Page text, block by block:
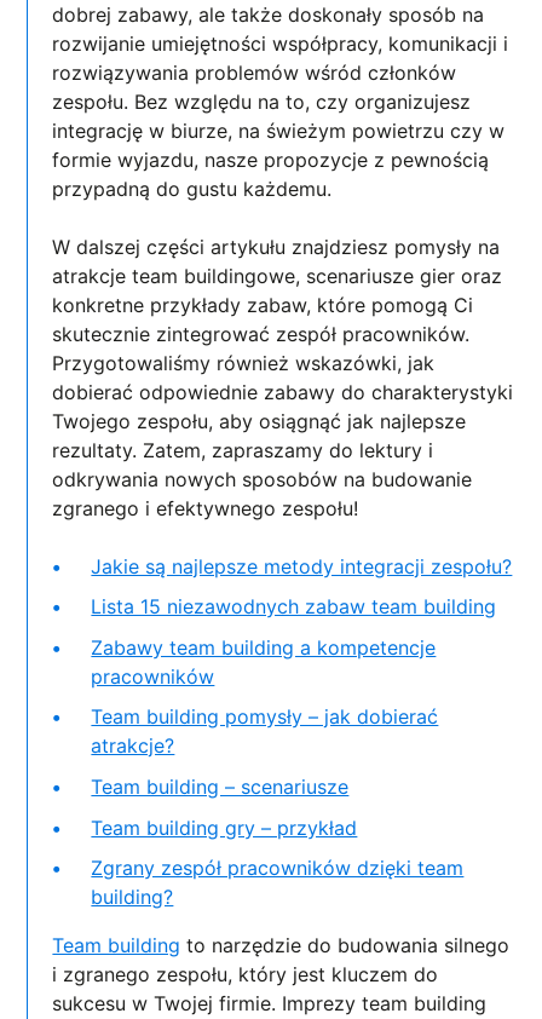
dobrej zabawy, ale także doskonały sposób na
rozwijanie umiejętności współpracy, komunikacji i
rozwiązywania problemów wśród członków
zespołu. Bez względu na to, czy organizujesz
integrację w biurze, na świeżym powietrzu czy w
formie wyjazdu, nasze propozycje z pewnością
przypadną do gustu każdemu.
W dalszej części artykułu znajdziesz pomysły na
atrakcje team buildingowe, scenariusze gier oraz
konkretne przykłady zabaw, które pomogą Ci
skutecznie zintegrować zespół pracowników.
Przygotowaliśmy również wskazówki, jak
dobierać odpowiednie zabawy do charakterystyki
Twojego zespołu, aby osiągnąć jak najlepsze
rezultaty. Zatem, zapraszamy do lektury i
odkrywania nowych sposobów na budowanie
zgranego i efektywnego zespołu!
Jakie są najlepsze metody integracji zespołu?
Lista 15 niezawodnych zabaw team building
Zabawy team building a kompetencje
pracowników
Team building pomysły – jak dobierać
atrakcje?
Team building – scenariusze
Team building gry – przykład
Zgrany zespół pracowników dzięki team
building?
Team building to narzędzie do budowania silnego
i zgranego zespołu, który jest kluczem do
sukcesu w Twojej firmie. Imprezy team building